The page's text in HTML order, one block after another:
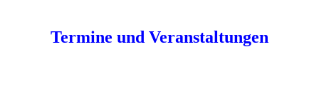
Termine und Veranstaltungen